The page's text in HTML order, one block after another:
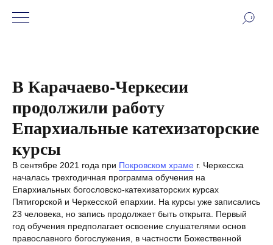
В Карачаево-Черкесии
продолжили работу
Епархиальные катехизаторские
курсы
В сентябре 2021 года при Покровском храме г. Черкесска
началась трехгодичная программа обучения на
Епархиальных богословско-катехизаторских курсах
Пятигорской и Черкесской епархии. На курсы уже записались
23 человека, но запись продолжает быть открыта. Первый
год обучения предполагает освоение слушателями основ
православного богослужения, в частности Божественной